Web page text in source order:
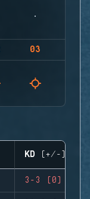
03
KD (+/-)
3-3 (0)